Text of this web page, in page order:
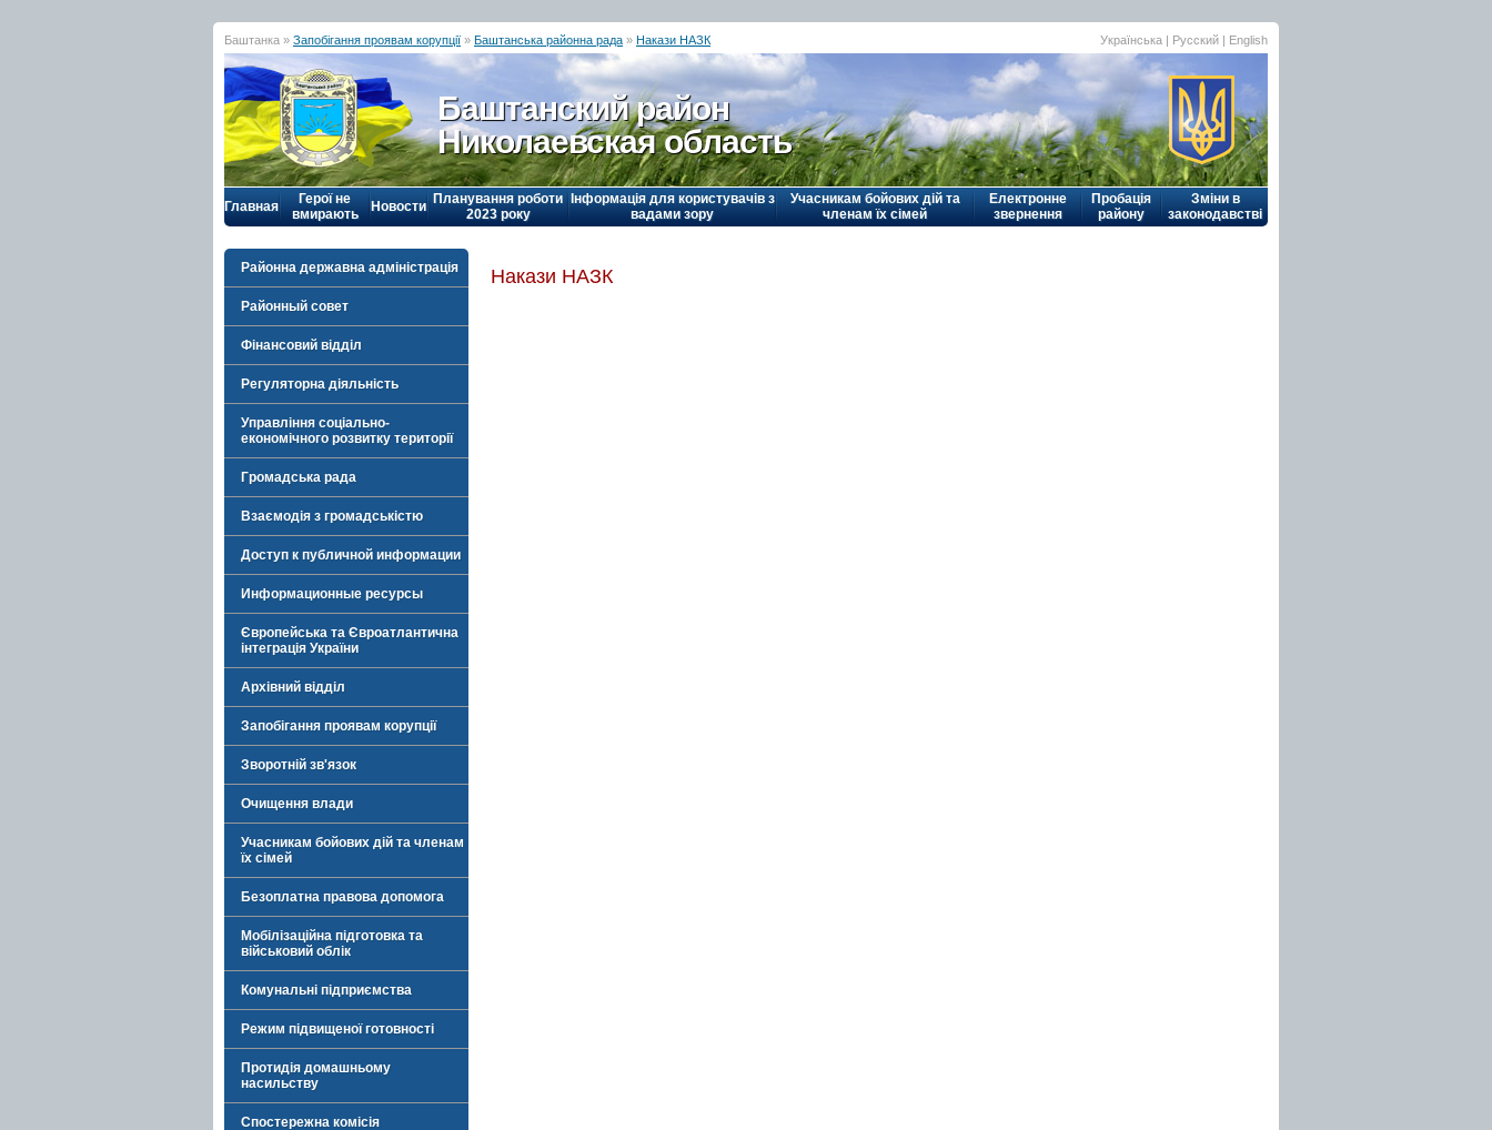
Баштанка » Запобігання проявам корупції » Баштанська районна рада » Накази НАЗК Українська | Русский | English
Баштанский район
Николаевская область
Главная
Герої не
вмирають
Новости Планування роботи
2023 року
Інформація для користувачів з
вадами зору
Учасникам бойових дій та
членам їх сімей
Електронне
звернення
Пробація
району
Зміни в
законодавстві
Районна державна адміністрація
Районный совет
Фінансовий відділ
Регуляторна діяльність
Управління соціально-
економічного розвитку території
Громадська рада
Взаємодія з громадськістю
Доступ к публичной информации
Информационные ресурсы
Європейська та Євроатлантична
інтеграція України
Архівний відділ
Запобігання проявам корупції
Зворотній зв'язок
Очищення влади
Учасникам бойових дій та членам
їх сімей
Безоплатна правова допомога
Мобілізаційна підготовка та
військовий облік
Комунальні підприємства
Режим підвищеної готовності
Протидія домашньому
насильству
Спостережна комісія
Накази НАЗК